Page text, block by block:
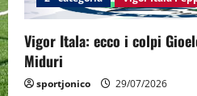
o
n
Vigor Itala: ecco i colpi
Miduri
sportjonico 29/07/2026